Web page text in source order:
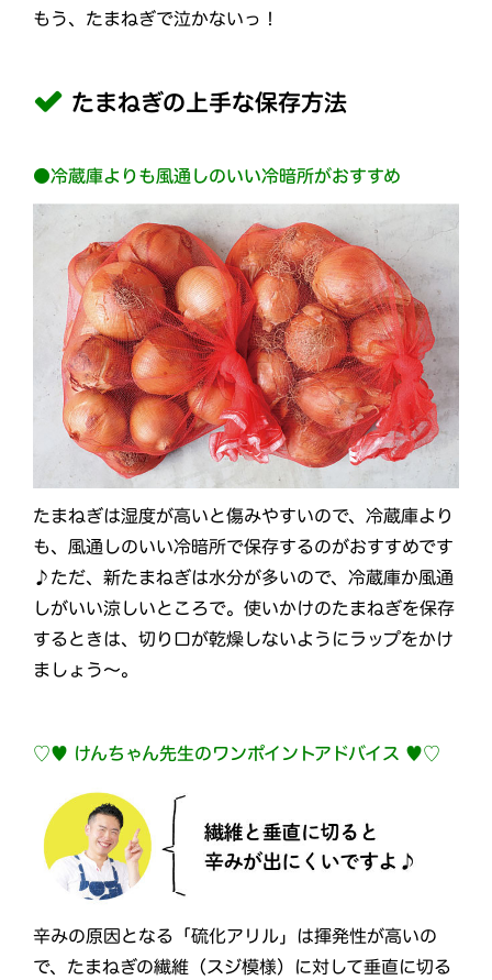
もう、たまねぎで泣かないっ！
たまねぎの上手な保存方法
●冷蔵庫よりも風通しのいい冷暗所がおすすめ
たまねぎは湿度が高いと傷みやすいので、冷蔵庫より
も、風通しのいい冷暗所で保存するのがおすすめです
♪ただ、新たまねぎは水分が多いので、冷蔵庫か風通
しがいい涼しいところで。使いかけのたまねぎを保存
するときは、切り口が乾燥しないようにラップをかけ
ましょう～。
♡♥ けんちゃん先生のワンポイントアドバイス ♥♡
辛みの原因となる「硫化アリル」は揮発性が高いの
で、たまねぎの繊維（スジ模様）に対して垂直に切る